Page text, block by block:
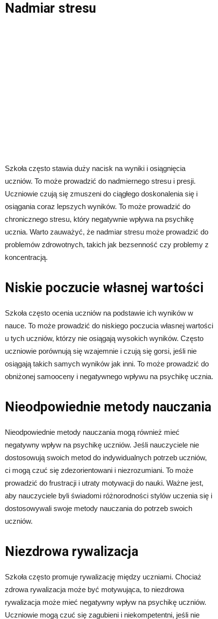
Nadmiar stresu
Szkoła często stawia duży nacisk na wyniki i osiągnięcia
uczniów. To może prowadzić do nadmiernego stresu i presji.
Uczniowie czują się zmuszeni do ciągłego doskonalenia się i
osiągania coraz lepszych wyników. To może prowadzić do
chronicznego stresu, który negatywnie wpływa na psychikę
ucznia. Warto zauważyć, że nadmiar stresu może prowadzić do
problemów zdrowotnych, takich jak bezsenność czy problemy z
koncentracją.
Niskie poczucie własnej wartości
Szkoła często ocenia uczniów na podstawie ich wyników w
nauce. To może prowadzić do niskiego poczucia własnej wartości
u tych uczniów, którzy nie osiągają wysokich wyników. Często
uczniowie porównują się wzajemnie i czują się gorsi, jeśli nie
osiągają takich samych wyników jak inni. To może prowadzić do
obniżonej samooceny i negatywnego wpływu na psychikę ucznia.
Nieodpowiednie metody nauczania
Nieodpowiednie metody nauczania mogą również mieć
negatywny wpływ na psychikę uczniów. Jeśli nauczyciele nie
dostosowują swoich metod do indywidualnych potrzeb uczniów,
ci mogą czuć się zdezorientowani i niezrozumiani. To może
prowadzić do frustracji i utraty motywacji do nauki. Ważne jest,
aby nauczyciele byli świadomi różnorodności stylów uczenia się i
dostosowywali swoje metody nauczania do potrzeb swoich
uczniów.
Niezdrowa rywalizacja
Szkoła często promuje rywalizację między uczniami. Chociaż
zdrowa rywalizacja może być motywująca, to niezdrowa
rywalizacja może mieć negatywny wpływ na psychikę uczniów.
Uczniowie mogą czuć się zagubieni i niekompetentni, jeśli nie